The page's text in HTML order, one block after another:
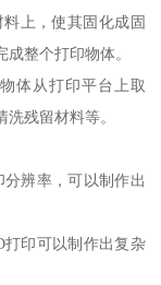
上，使其固化成固
整个打印物体。
体从打印平台上取
残留材料等。
辨率，可以制作出
打印可以制作出复杂